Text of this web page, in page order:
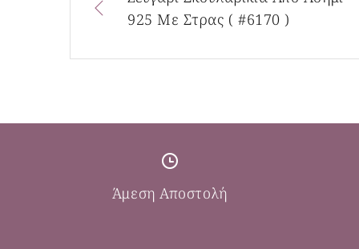
925 Με Στρας ( #6170 )
Άμεση Αποστολή